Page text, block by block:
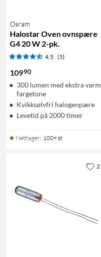
Osram
Halostar Oven ovnspære
G4 20 W 2-pk.
4.5 (5)
10990
300 lumen med ekstra varm
fargetone
Kvikksølvfri halogenpære
Levetid på 2000 timer
Nettlager: 100+ st
2